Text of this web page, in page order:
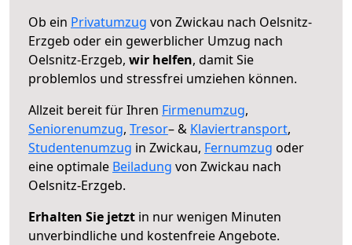
Ob ein Privatumzug von Zwickau nach Oelsnitz-
Erzgeb oder ein gewerblicher Umzug nach
Oelsnitz-Erzgeb, wir helfen, damit Sie
problemlos und stressfrei umziehen können.
Allzeit bereit für Ihren Firmenumzug,
Seniorenumzug, Tresor– & Klaviertransport,
Studentenumzug in Zwickau, Fernumzug oder
eine optimale Beiladung von Zwickau nach
Oelsnitz-Erzgeb.
Erhalten Sie jetzt in nur wenigen Minuten
unverbindliche und kostenfreie Angebote.